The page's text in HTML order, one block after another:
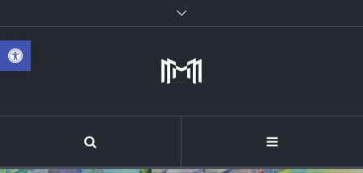
Werkzeugleiste öffnen